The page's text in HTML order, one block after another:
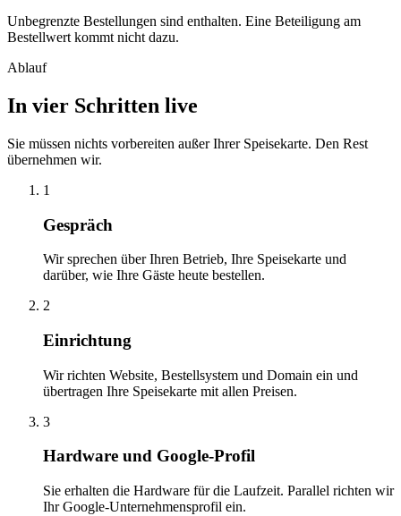
Unbegrenzte Bestellungen sind enthalten. Eine Beteiligung am
Bestellwert kommt nicht dazu.
Ablauf
In vier Schritten live
Sie müssen nichts vorbereiten außer Ihrer Speisekarte. Den Rest
übernehmen wir.
1
Gespräch
Wir sprechen über Ihren Betrieb, Ihre Speisekarte und
darüber, wie Ihre Gäste heute bestellen.
2
Einrichtung
Wir richten Website, Bestellsystem und Domain ein und
übertragen Ihre Speisekarte mit allen Preisen.
3
Hardware und Google-Profil
Sie erhalten die Hardware für die Laufzeit. Parallel richten wir
Ihr Google-Unternehmensprofil ein.